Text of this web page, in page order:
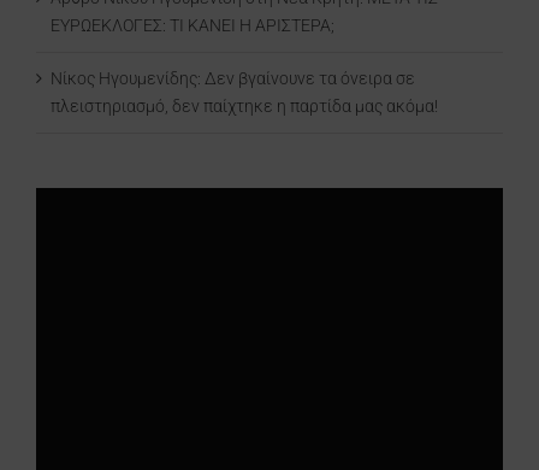
ΕΥΡΩΕΚΛΟΓΕΣ: ΤΙ ΚΑΝΕΙ Η ΑΡΙΣΤΕΡΑ;
Νίκος Ηγουμενίδης: Δεν βγαίνουνε τα όνειρα σε
πλειστηριασμό, δεν παίχτηκε η παρτίδα μας ακόμα!